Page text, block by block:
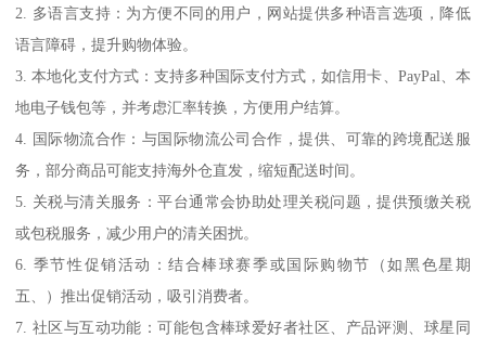
2. 多语言支持：为方便不同的用户，网站提供多种语言选项，降低
语言障碍，提升购物体验。
3. 本地化支付方式：支持多种国际支付方式，如信用卡、PayPal、本
地电子钱包等，并考虑汇率转换，方便用户结算。
4. 国际物流合作：与国际物流公司合作，提供、可靠的跨境配送服
务，部分商品可能支持海外仓直发，缩短配送时间。
5. 关税与清关服务：平台通常会协助处理关税问题，提供预缴关税
或包税服务，减少用户的清关困扰。
6. 季节性促销活动：结合棒球赛季或国际购物节（如黑色星期
五、）推出促销活动，吸引消费者。
7. 社区与互动功能：可能包含棒球爱好者社区、产品评测、球星同